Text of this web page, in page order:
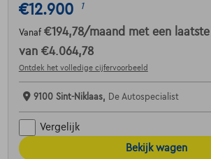
€12.900 1
Vanaf €194,78/maand met een
van €4.064,78
Ontdek het volledige cijfervoorbeeld
9100 Sint-Niklaas, De Autospecialist
Vergelijk
Bekijk wagen